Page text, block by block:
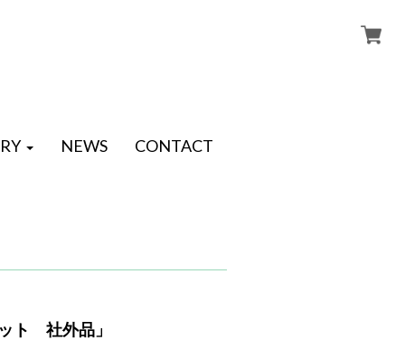
NEWS CONTACT
ト 社外品」